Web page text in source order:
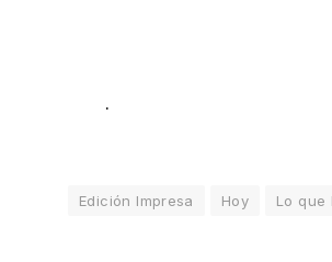
.
Edición Impresa Hoy Lo que